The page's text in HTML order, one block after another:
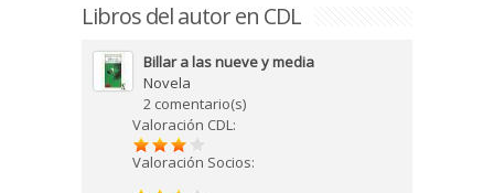
Libros del autor en CDL
Billar a las nueve y media
Novela
2 comentario(s)
Valoración CDL:
Valoración Socios: